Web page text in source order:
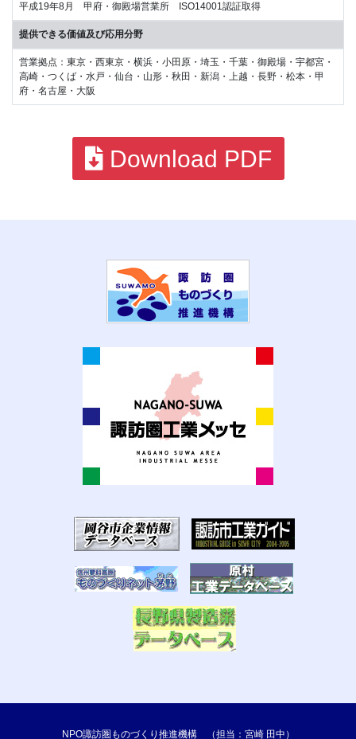
平成19年8月 甲府・御殿場営業所 ISO14001認証取得
提供できる価値及び応用分野
営業拠点：東京・西東京・横浜・小田原・埼玉・千葉・御殿場・宇都宮・
高崎・つくば・水戸・仙台・山形・秋田・新潟・上越・長野・松本・甲
府・名古屋・大阪
Download PDF
NPO諏訪圏ものづくり推進機構 （担当：宮崎 田中）